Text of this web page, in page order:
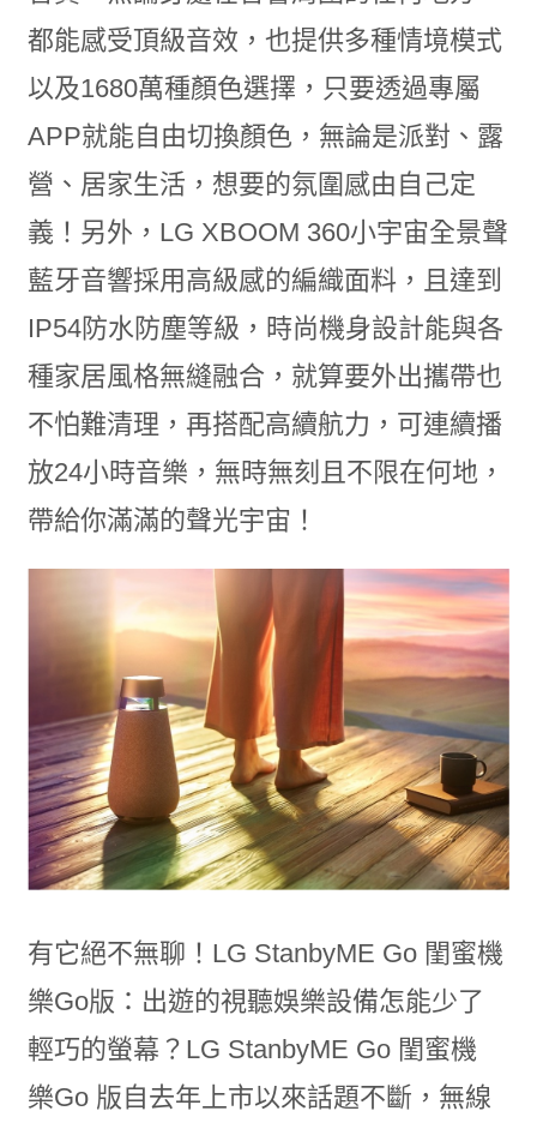
都能感受頂級音效，也提供多種情境模式
以及1680萬種顏色選擇，只要透過專屬
APP就能自由切換顏色，無論是派對、露
營、居家生活，想要的氛圍感由自己定
義！另外，LG XBOOM 360小宇宙全景聲
藍牙音響採用高級感的編織面料，且達到
IP54防水防塵等級，時尚機身設計能與各
種家居風格無縫融合，就算要外出攜帶也
不怕難清理，再搭配高續航力，可連續播
放24小時音樂，無時無刻且不限在何地，
帶給你滿滿的聲光宇宙！
有它絕不無聊！LG StanbyME Go 閨蜜機
樂Go版：出遊的視聽娛樂設備怎能少了
輕巧的螢幕？LG StanbyME Go 閨蜜機
樂Go 版自去年上市以來話題不斷，無線